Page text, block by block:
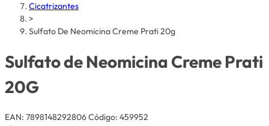
Cicatrizantes
>
Sulfato De Neomicina Creme Prati 20g
Sulfato de Neomicina Creme Prati
20G
EAN: 7898148292806Código: 459952